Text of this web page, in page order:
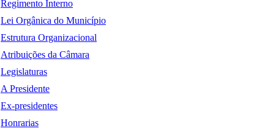
Regimento Interno
Lei Orgânica do Município
Estrutura Organizacional
Atribuições da Câmara
Legislaturas
A Presidente
Ex-presidentes
Honrarias